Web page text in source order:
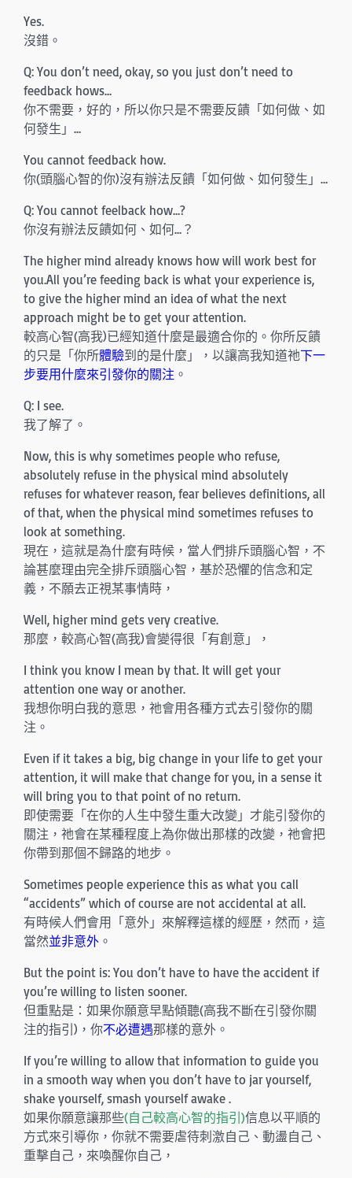
Yes.
沒錯。
Q: You don’t need, okay, so you just don’t need to
feedback hows…
你不需要，好的，所以你只是不需要反饋「如何做、如
何發生」…
You cannot feedback how.
你(頭腦心智的你)沒有辦法反饋「如何做、如何發生」…
Q: You cannot feelback how…?
你沒有辦法反饋如何、如何…？
The higher mind already knows how will work best for
you.All you’re feeding back is what your experience is,
to give the higher mind an idea of what the next
approach might be to get your attention.
較高心智(高我)已經知道什麼是最適合你的。你所反饋
的只是「你所體驗到的是什麼」，以讓高我知道祂下一
步要用什麼來引發你的關注 。
Q: I see.
我了解了。
Now, this is why sometimes people who refuse,
absolutely refuse in the physical mind absolutely
refuses for whatever reason, fear believes definitions, all
of that, when the physical mind sometimes refuses to
look at something.
現在，這就是為什麼有時候，當人們排斥頭腦心智，不
論甚麼理由完全排斥頭腦心智，基於恐懼的信念和定
義，不願去正視某事情時，
Well, higher mind gets very creative.
那麼，較高心智(高我)會變得很「有創意」，
I think you know I mean by that. It will get your
attention one way or another.
我想你明白我的意思，祂會用各種方式去引發你的關
注。
Even if it takes a big, big change in your life to get your
attention, it will make that change for you, in a sense it
will bring you to that point of no return.
即使需要「在你的人生中發生重大改變」才能引發你的
關注，祂會在某種程度上為你做出那樣的改變，祂會把
你帶到那個不歸路的地步。
Sometimes people experience this as what you call
“accidents” which of course are not accidental at all.
有時候人們會用「意外」來解釋這樣的經歷，然而，這
當然並非意外 。
But the point is: You don’t have to have the accident if
you’re willing to listen sooner.
但重點是：如果你願意早點傾聽(高我不斷在引發你關
注的指引)，你不必遭遇那樣的意外。
If you’re willing to allow that information to guide you
in a smooth way when you don’t have to jar yourself,
shake yourself, smash yourself awake .
如果你願意讓那些(自己較高心智的指引)信息以平順的
方式來引導你，你就不需要虐待刺激自己、動盪自己、
重擊自己，來喚醒你自己，